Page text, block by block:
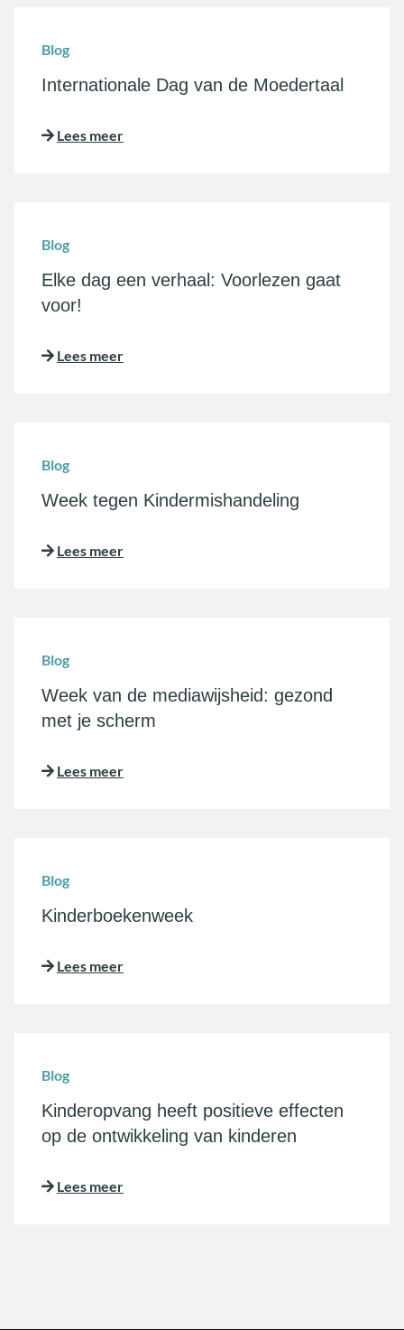
Blog
Internationale Dag van de Moedertaal
Lees meer
Blog
Elke dag een verhaal: Voorlezen gaat
voor!
Lees meer
Blog
Week tegen Kindermishandeling
Lees meer
Blog
Week van de mediawijsheid: gezond
met je scherm
Lees meer
Blog
Kinderboekenweek
Lees meer
Blog
Kinderopvang heeft positieve effecten
op de ontwikkeling van kinderen
Lees meer